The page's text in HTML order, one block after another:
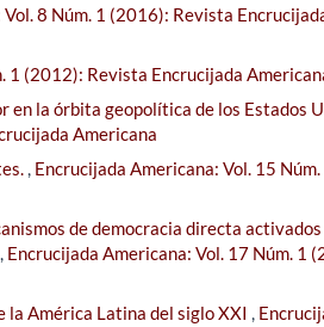
8 Núm. 1 (2016): Revista
1 (2012): Revista Encrucijada
en la órbita geopolítica de los Estados
Americana
, Encrucijada Americana: Vol. 15 Núm.
de democracia directa activados
, Encrucijada Americana: Vol. 17 Núm. 1
la América Latina del siglo XXI ,